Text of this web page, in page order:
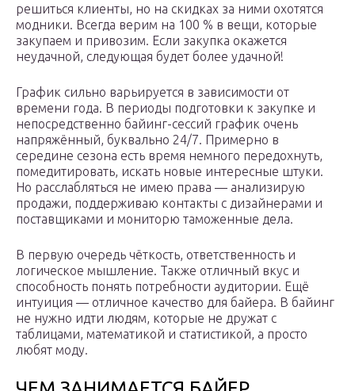
решиться клиенты, но на скидках за ними охотятся
модники. Всегда верим на 100 % в вещи, которые
закупаем и привозим. Если закупка окажется
неудачной, следующая будет более удачной!
График сильно варьируется в зависимости от
времени года. В периоды подготовки к закупке и
непосредственно байинг-сессий график очень
напряжённый, буквально 24/7. Примерно в
середине сезона есть время немного передохнуть,
помедитировать, искать новые интересные штуки.
Но расслабляться не имею права — анализирую
продажи, поддерживаю контакты с дизайнерами и
поставщиками и мониторю таможенные дела.
В первую очередь чёткость, ответственность и
логическое мышление. Также отличный вкус и
способность понять потребности аудитории. Ещё
интуиция — отличное качество для байера. В байинг
не нужно идти людям, которые не дружат с
таблицами, математикой и статистикой, а просто
любят моду.